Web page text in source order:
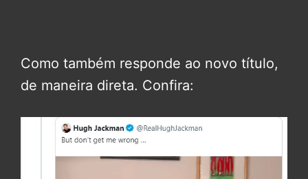
Como também responde ao novo título,
de maneira direta. Confira: